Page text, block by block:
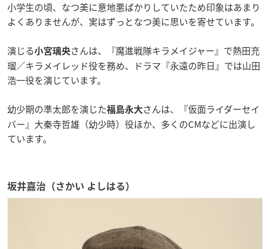
小学生の頃、なつ美に意地悪ばかりしていたため印象はあまり
よくありませんが、実はずっとなつ美に思いを寄せています。
演じる小宮璃央さんは、『魔進戦隊キラメイジャー』で熱田充
瑠／キラメイレッド役を務め、ドラマ『永遠の昨日』では山田
浩一役を演じています。
幼少期の準太郎を演じた福島永大さんは、『仮面ライダーセイ
バー』大秦寺哲雄（幼少時）役ほか、多くのCMなどに出演し
ています。
坂井嘉治（さかい よしはる）